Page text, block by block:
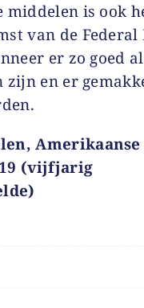
is ook
van de Federal
er zo goed
en er
,Amerikaanse
(vijfjarig
)